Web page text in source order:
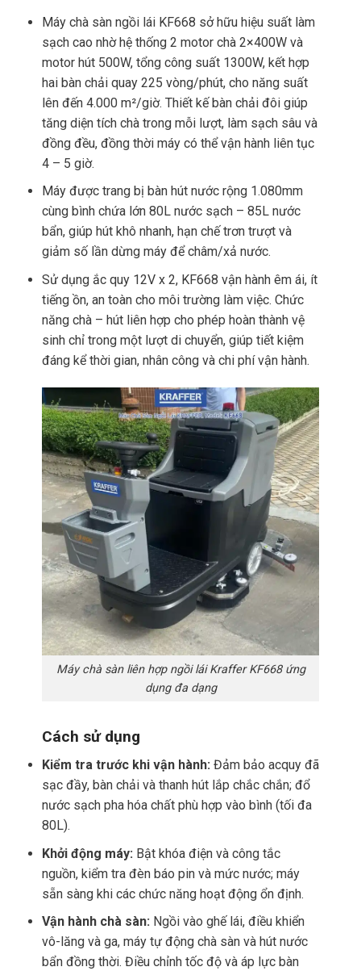
Máy chà sàn ngồi lái KF668 sở hữu hiệu suất làm
sạch cao nhờ hệ thống 2 motor chà 2×400W và
motor hút 500W, tổng công suất 1300W, kết hợp
hai bàn chải quay 225 vòng/phút, cho năng suất
lên đến 4.000 m²/giờ. Thiết kế bàn chải đôi giúp
tăng diện tích chà trong mỗi lượt, làm sạch sâu và
đồng đều, đồng thời máy có thể vận hành liên tục
4 – 5 giờ.
Máy được trang bị bàn hút nước rộng 1.080mm
cùng bình chứa lớn 80L nước sạch – 85L nước
bẩn, giúp hút khô nhanh, hạn chế trơn trượt và
giảm số lần dừng máy để châm/xả nước.
Sử dụng ắc quy 12V x 2, KF668 vận hành êm ái, ít
tiếng ồn, an toàn cho môi trường làm việc. Chức
năng chà – hút liên hợp cho phép hoàn thành vệ
sinh chỉ trong một lượt di chuyển, giúp tiết kiệm
đáng kể thời gian, nhân công và chi phí vận hành.
Máy chà sàn liên hợp ngồi lái Kraffer KF668 ứng
dụng đa dạng
Cách sử dụng
Kiểm tra trước khi vận hành: Đảm bảo acquy đã
sạc đầy, bàn chải và thanh hút lắp chắc chắn; đổ
nước sạch pha hóa chất phù hợp vào bình (tối đa
80L).
Khởi động máy: Bật khóa điện và công tắc
nguồn, kiểm tra đèn báo pin và mức nước; máy
sẵn sàng khi các chức năng hoạt động ổn định.
Vận hành chà sàn: Ngồi vào ghế lái, điều khiển
vô-lăng và ga, máy tự động chà sàn và hút nước
bẩn đồng thời. Điều chỉnh tốc độ và áp lực bàn